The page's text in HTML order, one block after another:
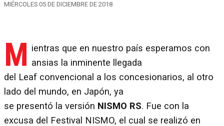
MIÉRCOLES 05 DE DICIEMBRE DE 2018
M ientras que en nuestro país esperamos con
ansias la inminente llegada
del Leaf convencional a los concesionarios, al otro
lado del mundo, en Japón, ya
se presentó la versión NISMO RS. Fue con la
excusa del Festival NISMO, el cual se realizó en